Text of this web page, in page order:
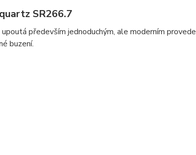
SR266.7
především jednoduchým, ale moderním
buzení.